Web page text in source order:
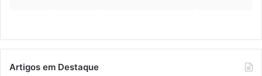
Artigos em Destaque